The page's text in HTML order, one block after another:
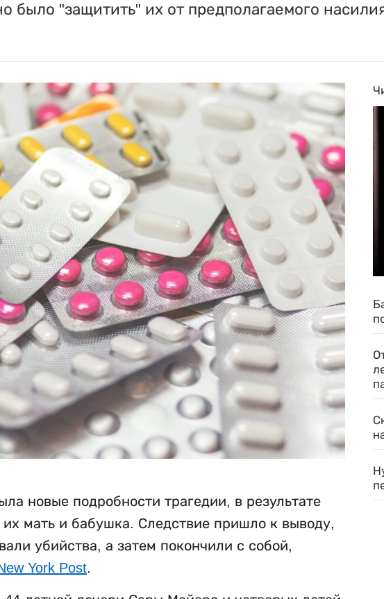
было "защитить" их от предполагаемого
новые подробности трагедии, в результате
их мать и бабушка. Следствие пришло к выводу,
убийства, а затем покончили с собой,
York Post.